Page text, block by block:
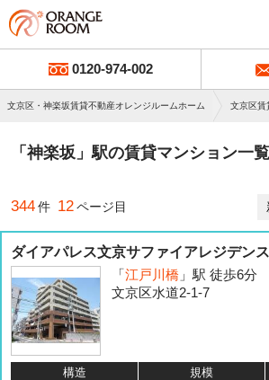
0120-974-002
文京区・神楽坂賃貸不動産オレンジルームホーム 文京区賃
「神楽坂」駅の賃貸マンション一覧
344件 12ページ目
ダイアパレス文京サファイアレジデンス
「 江戸川橋 」駅 徒歩6分
文京区水道2-1-7
構造 規模